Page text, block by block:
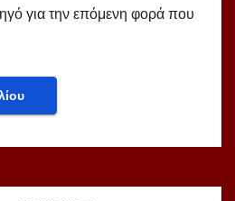
για την επόμενη φορά που